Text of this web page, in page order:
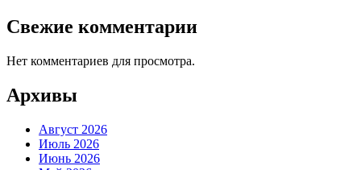
Свежие комментарии
Нет комментариев для просмотра.
Архивы
Август 2026
Июль 2026
Июнь 2026